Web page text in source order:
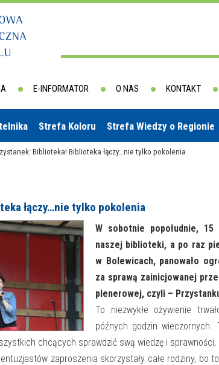
E-INFORMATOR O NAS KONTAKT
Strefa Koloru Strefa Wiedzy o Regionie
Biblioteka! Biblioteka łączy…nie tylko pokolenia
łączy…nie tylko pokolenia
W sobotnie popołudnie,
naszej biblioteki, a po raz
w Bolewicach, panowało
za sprawą zainicjowanej
plenerowej, czyli –
To niezwykłe ożywienie
późnych godzin
chcących sprawdzić swą wiedzę i
zaproszenia skorzystały całe rodziny, bo